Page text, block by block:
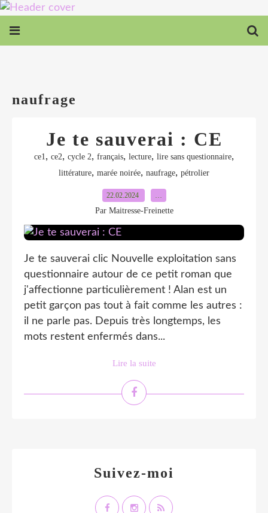
naufrage
Je te sauverai : CE
ce1, ce2, cycle 2, français, lecture, lire sans questionnaire,
littérature, marée noirée, naufrage, pétrolier
22.02.2024 …
Par Maitresse-Freinette
Je te sauverai clic Nouvelle exploitation sans
questionnaire autour de ce petit roman que
j'affectionne particulièrement ! Alan est un
petit garçon pas tout à fait comme les autres :
il ne parle pas. Depuis très longtemps, les
mots restent enfermés dans...
Lire la suite
Suivez-moi